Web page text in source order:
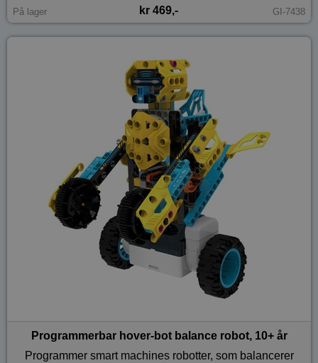
På lager kr 469,- GI-7438
Programmerbar hover-bot balance robot, 10+ år
Programmer smart machines robotter, som balancerer